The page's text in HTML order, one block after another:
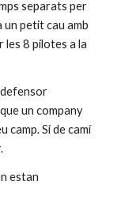
separats per
un petit cau amb
les 8 pilotes a la
un company
camp. Si de camí
estan